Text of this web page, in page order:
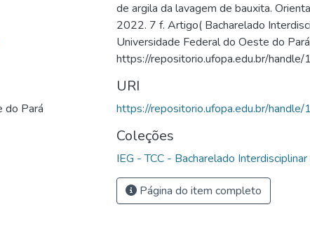
do Pará
de argila da lavagem de bauxita.
2022. 7 f. Artigo( Bacharelado
Universidade Federal do Oeste do
https://repositorio.ufopa.edu.br/
URI
https://repositorio.ufopa.edu.br/
Coleções
IEG - TCC - Bacharelado
Página do item completo